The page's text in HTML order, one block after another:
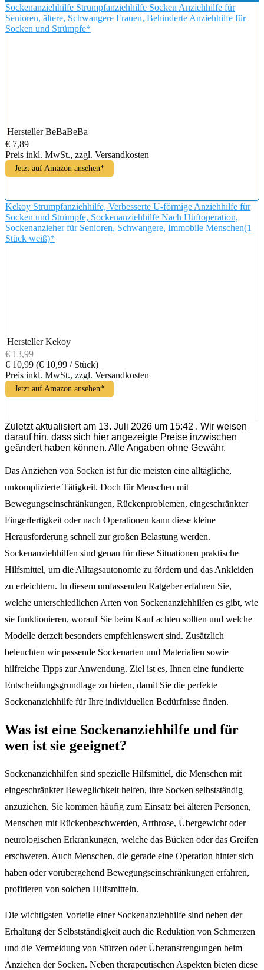
Sockenanziehhilfe Strumpfanziehhilfe Socken Anziehhilfe für
Senioren, ältere, Schwangere Frauen, Behinderte Anziehhilfe für
Socken und Strümpfe*
Hersteller BeBaBeBa
€ 7,89
Preis inkl. MwSt., zzgl. Versandkosten
Jetzt auf Amazon ansehen*
Kekoy Strumpfanziehhilfe, Verbesserte U-förmige Anziehhilfe für
Socken und Strümpfe, Sockenanziehhilfe Nach Hüftoperation,
Sockenanzieher für Senioren, Schwangere, Immobile Menschen(1
Stück weiß)*
Hersteller Kekoy
€ 13,99
€ 10,99 (€ 10,99 / Stück)
Preis inkl. MwSt., zzgl. Versandkosten
Jetzt auf Amazon ansehen*
Zuletzt aktualisiert am 13. Juli 2026 um 15:42 . Wir weisen
darauf hin, dass sich hier angezeigte Preise inzwischen
geändert haben können. Alle Angaben ohne Gewähr.
Das Anziehen von Socken ist für die meisten eine alltägliche,
unkomplizierte Tätigkeit. Doch für Menschen mit
Bewegungseinschränkungen, Rückenproblemen, eingeschränkter
Fingerfertigkeit oder nach Operationen kann diese kleine
Herausforderung schnell zur großen Belastung werden.
Sockenanziehhilfen sind genau für diese Situationen praktische
Hilfsmittel, um die Alltagsautonomie zu fördern und das Ankleiden
zu erleichtern. In diesem umfassenden Ratgeber erfahren Sie,
welche unterschiedlichen Arten von Sockenanziehhilfen es gibt, wie
sie funktionieren, worauf Sie beim Kauf achten sollten und welche
Modelle derzeit besonders empfehlenswert sind. Zusätzlich
beleuchten wir passende Sockenarten und Materialien sowie
hilfreiche Tipps zur Anwendung. Ziel ist es, Ihnen eine fundierte
Entscheidungsgrundlage zu bieten, damit Sie die perfekte
Sockenanziehhilfe für Ihre individuellen Bedürfnisse finden.
Was ist eine Sockenanziehhilfe und für
wen ist sie geeignet?
Sockenanziehhilfen sind spezielle Hilfsmittel, die Menschen mit
eingeschränkter Beweglichkeit helfen, ihre Socken selbstständig
anzuziehen. Sie kommen häufig zum Einsatz bei älteren Personen,
Menschen mit Rückenbeschwerden, Arthrose, Übergewicht oder
neurologischen Erkrankungen, welche das Bücken oder das Greifen
erschweren. Auch Menschen, die gerade eine Operation hinter sich
haben oder vorübergehend Bewegungseinschränkungen erfahren,
profitieren von solchen Hilfsmitteln.
Die wichtigsten Vorteile einer Sockenanziehhilfe sind neben der
Erhaltung der Selbstständigkeit auch die Reduktion von Schmerzen
und die Vermeidung von Stürzen oder Überanstrengungen beim
Anziehen der Socken. Neben therapeutischen Aspekten bieten diese